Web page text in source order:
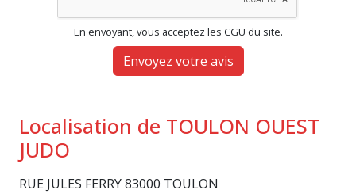
En envoyant, vous acceptez les CGU du site.
Envoyez votre avis
Localisation de TOULON OUEST
JUDO
RUE JULES FERRY 83000 TOULON